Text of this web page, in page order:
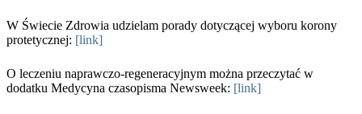
W Świecie Zdrowia udzielam porady dotyczącej wyboru korony
protetycznej: [link]
O leczeniu naprawczo-regeneracyjnym można przeczytać w
dodatku Medycyna czasopisma Newsweek: [link]